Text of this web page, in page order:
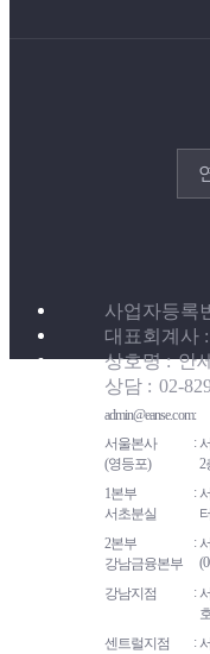
사업자등록
대표회계사
상호명
안
상담
02-
admin@eanse.com
서울본사
(영등포)
2
1본부
서초분실
2본부
강남금융본부
강남지점
센트럴지점